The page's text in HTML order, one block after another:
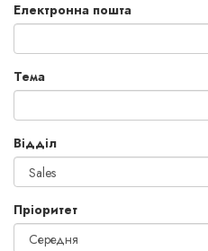
Електронна пошта
Тема
Відділ
Пріоритет